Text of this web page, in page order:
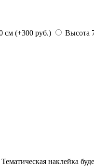
см (+300 руб.)
Высота
наклейка